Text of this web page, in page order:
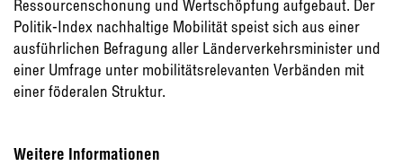
Ressourcenschonung und Wertschöpfung aufgebaut. Der
Politik-Index nachhaltige Mobilität speist sich aus einer
ausführlichen Befragung aller Länderverkehrsminister und
einer Umfrage unter mobilitätsrelevanten Verbänden mit
einer föderalen Struktur.
Weitere Informationen